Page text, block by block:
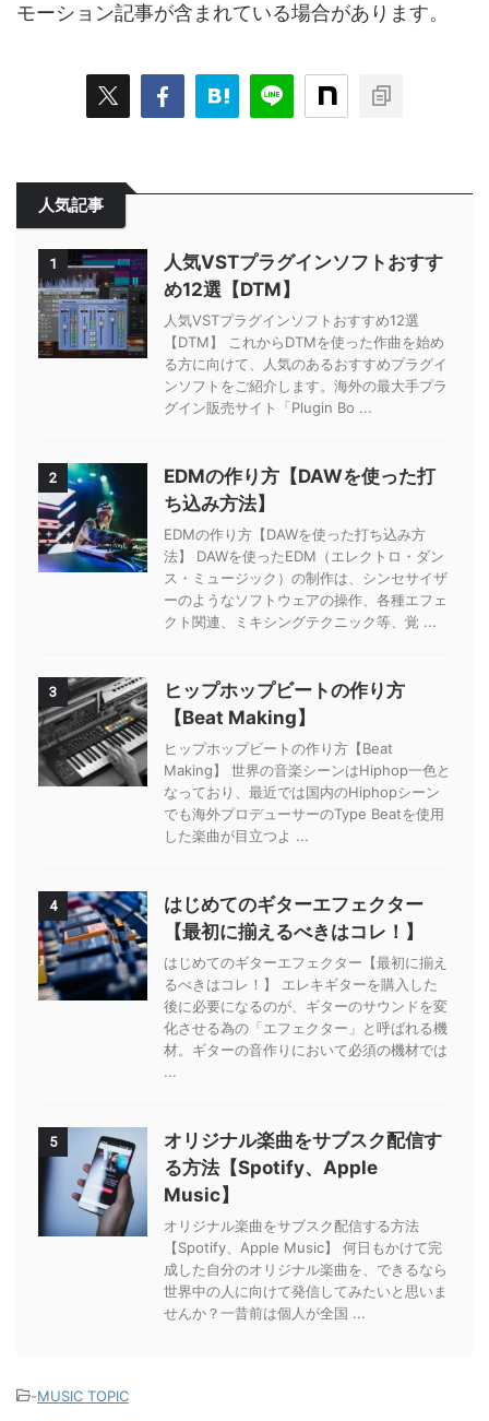
モーション記事が含まれている場合があります。
人気記事
1
人気VSTプラグインソフトおすす
め12選【DTM】
人気VSTプラグインソフトおすすめ12選
【DTM】 これからDTMを使った作曲を始め
る方に向けて、人気のあるおすすめプラグイ
ンソフトをご紹介します。海外の最大手プラ
グイン販売サイト「Plugin Bo ...
2
EDMの作り方【DAWを使った打
ち込み方法】
EDMの作り方【DAWを使った打ち込み方
法】 DAWを使ったEDM（エレクトロ・ダン
ス・ミュージック）の制作は、シンセサイザ
ーのようなソフトウェアの操作、各種エフェ
クト関連、ミキシングテクニック等、覚 ...
3
ヒップホップビートの作り方
【Beat Making】
ヒップホップビートの作り方【Beat
Making】 世界の音楽シーンはHiphop一色と
なっており、最近では国内のHiphopシーン
でも海外プロデューサーのType Beatを使用
した楽曲が目立つよ ...
4
はじめてのギターエフェクター
【最初に揃えるべきはコレ！】
はじめてのギターエフェクター【最初に揃え
るべきはコレ！】 エレキギターを購入した
後に必要になるのが、ギターのサウンドを変
化させる為の「エフェクター」と呼ばれる機
材。ギターの音作りにおいて必須の機材では
...
5
オリジナル楽曲をサブスク配信す
る方法【Spotify、Apple
Music】
オリジナル楽曲をサブスク配信する方法
【Spotify、Apple Music】 何日もかけて完
成した自分のオリジナル楽曲を、できるなら
世界中の人に向けて発信してみたいと思いま
せんか？一昔前は個人が全国 ...
-MUSIC TOPIC